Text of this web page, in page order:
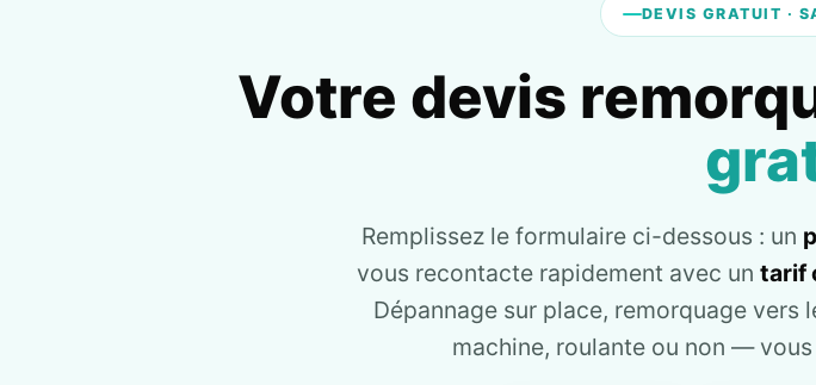
DEVIS GRATUIT ·
Votre devis
Remplissez le formulaire ci-dessous : un
vous recontacte rapidement avec un tarif
Dépannage sur place, remorquage
machine, roulante ou non —